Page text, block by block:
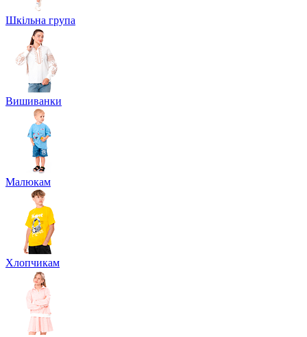
Шкільна група
Вишиванки
Малюкам
Хлопчикам